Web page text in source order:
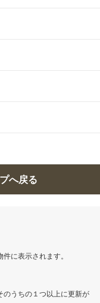
へ戻る
に表示されます。
のうちの１つ以上に更新が